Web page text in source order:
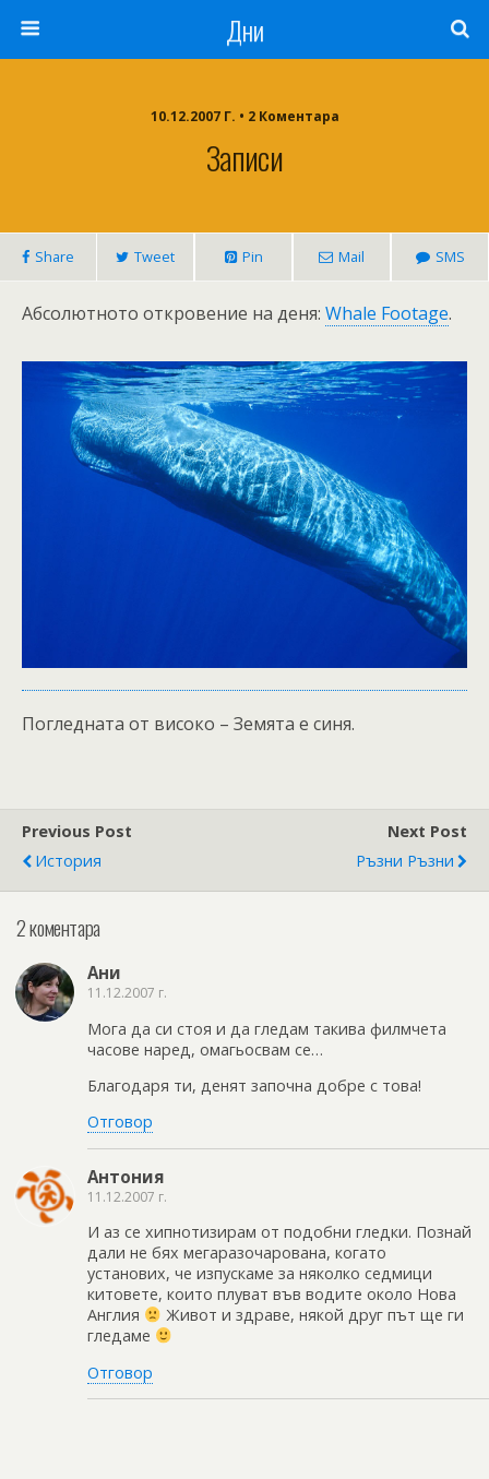
Дни
10.12.2007 Г. • 2 Коментара
Записи
Share Tweet Pin Mail SMS
Абсолютното откровение на деня: Whale Footage.
Погледната от високо – Земята е синя.
Previous Post
История
Next Post
Ръзни Ръзни
2 коментара
Ани
11.12.2007 г.
Мога да си стоя и да гледам такива филмчета
часове наред, омагьосвам се…
Благодаря ти, денят започна добре с това!
Отговор
Антония
11.12.2007 г.
И аз се хипнотизирам от подобни гледки. Познай
дали не бях мегаразочарована, когато
установих, че изпускаме за няколко седмици
китовете, които плуват във водите около Нова
Англия
Живот и здраве, някой друг път ще ги
гледаме
Отговор